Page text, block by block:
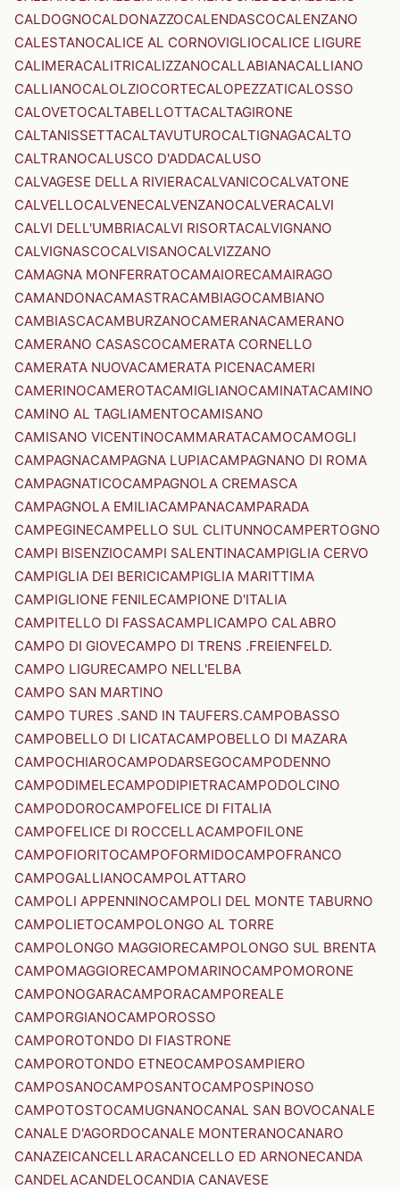
CALDOGNOCALDONAZZOCALENDASCOCALENZANO
CALESTANOCALICE AL CORNOVIGLIOCALICE LIGURE
CALIMERACALITRICALIZZANOCALLABIANACALLIANO
CALLIANOCALOLZIOCORTECALOPEZZATICALOSSO
CALOVETOCALTABELLOTTACALTAGIRONE
CALTANISSETTACALTAVUTUROCALTIGNAGACALTO
CALTRANOCALUSCO D'ADDACALUSO
CALVAGESE DELLA RIVIERACALVANICOCALVATONE
CALVELLOCALVENECALVENZANOCALVERACALVI
CALVI DELL'UMBRIACALVI RISORTACALVIGNANO
CALVIGNASCOCALVISANOCALVIZZANO
CAMAGNA MONFERRATOCAMAIORECAMAIRAGO
CAMANDONACAMASTRACAMBIAGOCAMBIANO
CAMBIASCACAMBURZANOCAMERANACAMERANO
CAMERANO CASASCOCAMERATA CORNELLO
CAMERATA NUOVACAMERATA PICENACAMERI
CAMERINOCAMEROTACAMIGLIANOCAMINATACAMINO
CAMINO AL TAGLIAMENTOCAMISANO
CAMISANO VICENTINOCAMMARATACAMOCAMOGLI
CAMPAGNACAMPAGNA LUPIACAMPAGNANO DI ROMA
CAMPAGNATICOCAMPAGNOLA CREMASCA
CAMPAGNOLA EMILIACAMPANACAMPARADA
CAMPEGINECAMPELLO SUL CLITUNNOCAMPERTOGNO
CAMPI BISENZIOCAMPI SALENTINACAMPIGLIA CERVO
CAMPIGLIA DEI BERICICAMPIGLIA MARITTIMA
CAMPIGLIONE FENILECAMPIONE D'ITALIA
CAMPITELLO DI FASSACAMPLICAMPO CALABRO
CAMPO DI GIOVECAMPO DI TRENS .FREIENFELD.
CAMPO LIGURECAMPO NELL'ELBA
CAMPO SAN MARTINO
CAMPO TURES .SAND IN TAUFERS.CAMPOBASSO
CAMPOBELLO DI LICATACAMPOBELLO DI MAZARA
CAMPOCHIAROCAMPODARSEGOCAMPODENNO
CAMPODIMELECAMPODIPIETRACAMPODOLCINO
CAMPODOROCAMPOFELICE DI FITALIA
CAMPOFELICE DI ROCCELLACAMPOFILONE
CAMPOFIORITOCAMPOFORMIDOCAMPOFRANCO
CAMPOGALLIANOCAMPOLATTARO
CAMPOLI APPENNINOCAMPOLI DEL MONTE TABURNO
CAMPOLIETOCAMPOLONGO AL TORRE
CAMPOLONGO MAGGIORECAMPOLONGO SUL BRENTA
CAMPOMAGGIORECAMPOMARINOCAMPOMORONE
CAMPONOGARACAMPORACAMPOREALE
CAMPORGIANOCAMPOROSSO
CAMPOROTONDO DI FIASTRONE
CAMPOROTONDO ETNEOCAMPOSAMPIERO
CAMPOSANOCAMPOSANTOCAMPOSPINOSO
CAMPOTOSTOCAMUGNANOCANAL SAN BOVOCANALE
CANALE D'AGORDOCANALE MONTERANOCANARO
CANAZEICANCELLARACANCELLO ED ARNONECANDA
CANDELACANDELOCANDIA CANAVESE